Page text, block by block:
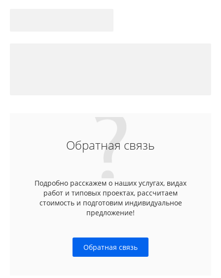
Обратная связь
Подробно расскажем о наших услугах, видах
работ и типовых проектах, рассчитаем
стоимость и подготовим индивидуальное
предложение!
Обратная связь